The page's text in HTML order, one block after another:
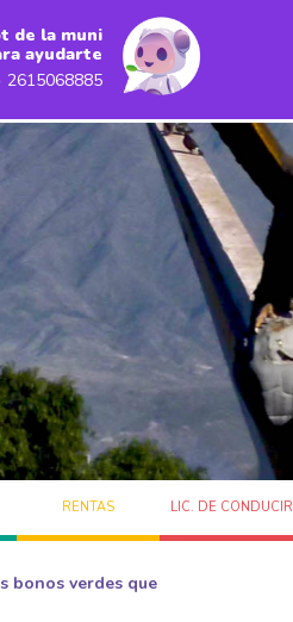
de la muni
ayudarte
2615068885
RENTAS LIC. DE CONDUCIR
bonos verdes que